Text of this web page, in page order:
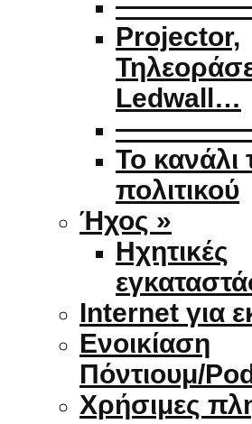
Projector,
Ledwall…
Το κανάλι
πολιτικού
Ήχος »
Ηχητικές
Internet για
Ενοικίαση
Πόντιουμ/
Χρήσιμες